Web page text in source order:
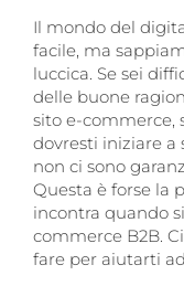
Il mondo del
facile, ma
luccica. Se sei
delle buone
sito e-commerce,
dovresti iniziare a
non ci sono
Questa è forse la
incontra quando
commerce B2B.
fare per aiutarti